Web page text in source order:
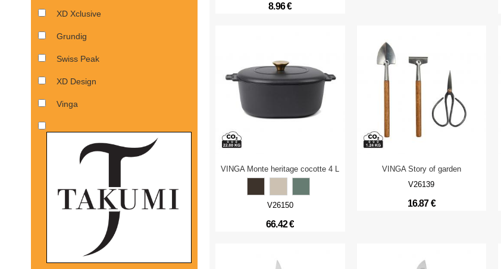
XD Xclusive
Grundig
Swiss Peak
XD Design
Vinga
8.96 €
VINGA Monte heritage cocotte 4 L
V26150
66.42 €
VINGA Story of garden
V26139
16.87 €